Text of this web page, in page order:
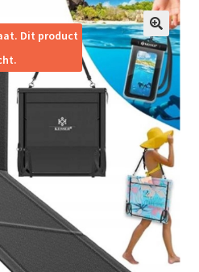
🔍
Dit product